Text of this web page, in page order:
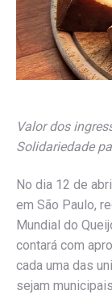
Valor dos
Solidariedade
No dia 12 de
em São Paulo,
Mundial do
contará com
cada uma das
sejam